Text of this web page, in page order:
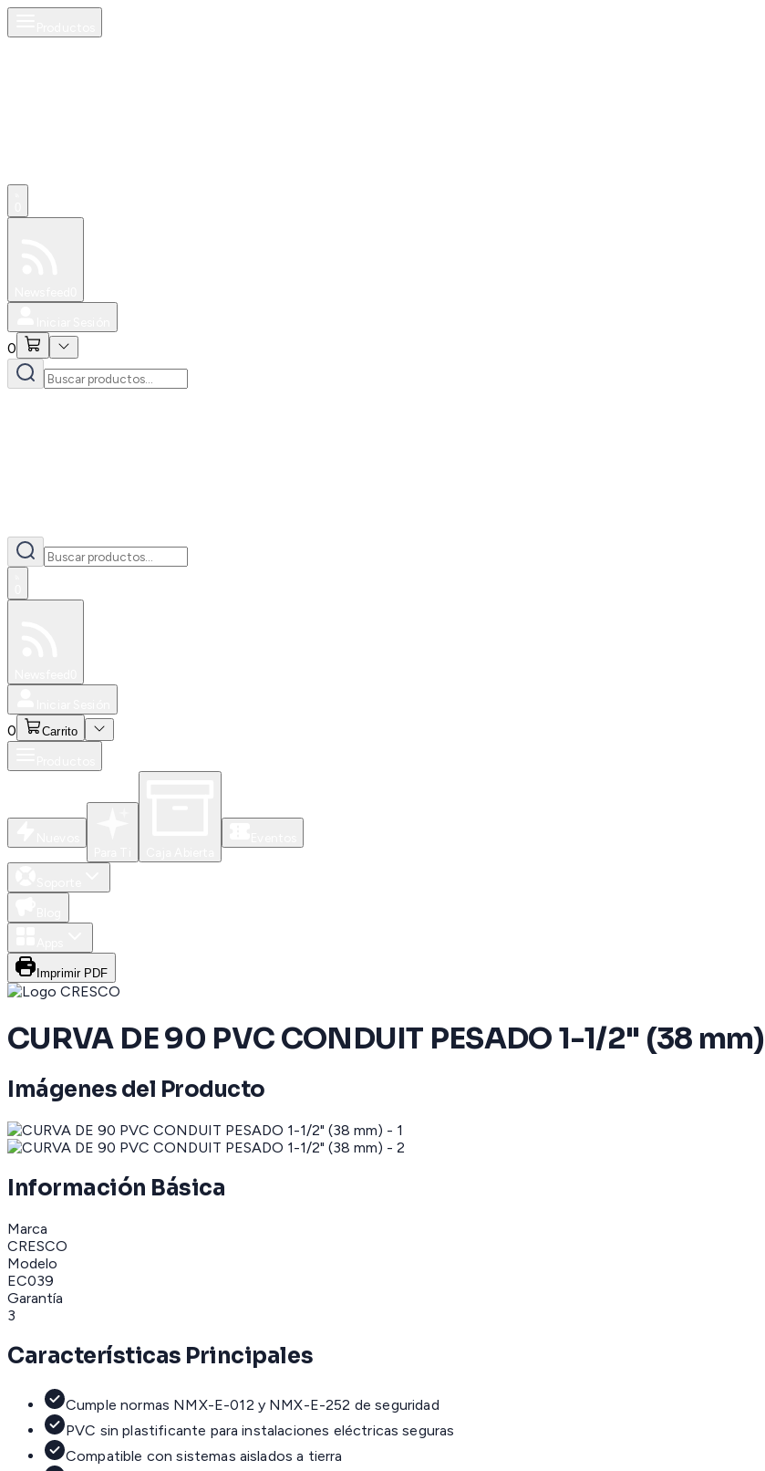
0
0 Carrito
Imprimir PDF
CURVA DE 90 PVC CONDUIT PESADO 1-1/2" (38 mm)
Imágenes del Producto
Información Básica
Marca
CRESCO
Modelo
EC039
Garantía
3
Características Principales
Cumple normas NMX-E-012 y NMX-E-252 de seguridad
PVC sin plastificante para instalaciones eléctricas seguras
Compatible con sistemas aislados a tierra